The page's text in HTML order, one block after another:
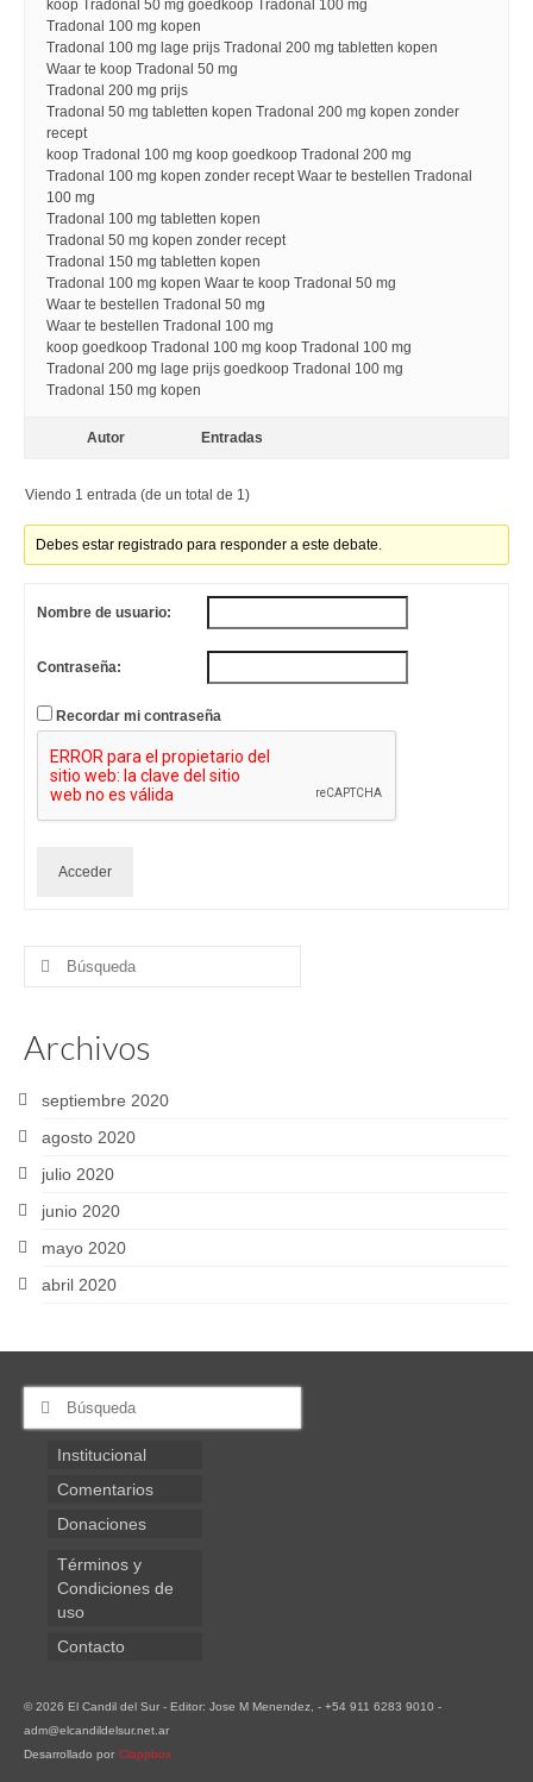
koop Tradonal 50 mg goedkoop Tradonal 100 mg
Tradonal 100 mg kopen
Tradonal 100 mg lage prijs Tradonal 200 mg tabletten kopen
Waar te koop Tradonal 50 mg
Tradonal 200 mg prijs
Tradonal 50 mg tabletten kopen Tradonal 200 mg kopen zonder
recept
koop Tradonal 100 mg koop goedkoop Tradonal 200 mg
Tradonal 100 mg kopen zonder recept Waar te bestellen Tradonal
100 mg
Tradonal 100 mg tabletten kopen
Tradonal 50 mg kopen zonder recept
Tradonal 150 mg tabletten kopen
Tradonal 100 mg kopen Waar te koop Tradonal 50 mg
Waar te bestellen Tradonal 50 mg
Waar te bestellen Tradonal 100 mg
koop goedkoop Tradonal 100 mg koop Tradonal 100 mg
Tradonal 200 mg lage prijs goedkoop Tradonal 100 mg
Tradonal 150 mg kopen
Autor Entradas
Viendo 1 entrada (de un total de 1)
Debes estar registrado para responder a este debate.
Nombre de usuario:
Contraseña:
Recordar mi contraseña
Acceder
Buscar
Archivos
septiembre 2020
agosto 2020
julio 2020
junio 2020
mayo 2020
abril 2020
Buscar
Institucional
Comentarios
Donaciones
Términos y
Condiciones de
uso
Contacto
© 2026 El Candil del Sur - Editor: Jose M Menendez, - +54 911 6283 9010 -
adm@elcandildelsur.net.ar
Desarrollado por Clappbox